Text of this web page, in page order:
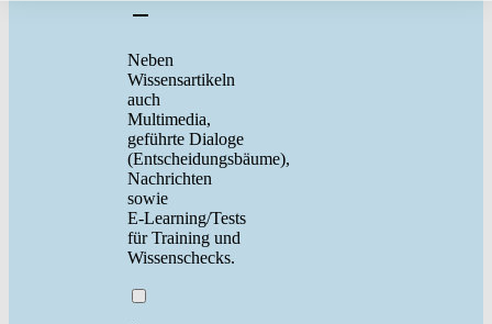
Neben
Wissensartikeln
auch
Multimedia,
geführte Dialoge
(Entscheidungsbäume),
Nachrichten
sowie
E‑Learning/Tests
für Training und
Wissenschecks.